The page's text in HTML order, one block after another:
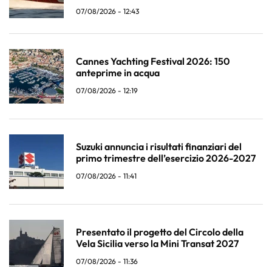
07/08/2026 - 12:43
Cannes Yachting Festival 2026: 150
anteprime in acqua
07/08/2026 - 12:19
Suzuki annuncia i risultati finanziari del
primo trimestre dell’esercizio 2026-2027
07/08/2026 - 11:41
Presentato il progetto del Circolo della
Vela Sicilia verso la Mini Transat 2027
07/08/2026 - 11:36